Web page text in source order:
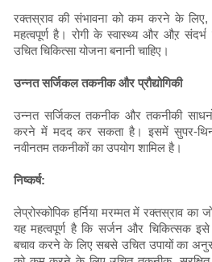
रक्तस्राव की संभावना को कम करने के लिए,
महत्वपूर्ण है। रोगी के स्वास्थ्य और औऱ
उचित चिकित्सा योजना बनानी चाहिए।
उन्नत सर्जिकल तकनीक और प्रौद्योगिकी
उन्नत सर्जिकल तकनीक और तकनीकी
करने में मदद कर सकता है। इसमें सुपर-
नवीनतम तकनीकों का उपयोग शामिल है।
निष्कर्ष:
लेप्रोस्कोपिक हर्निया मरम्मत में रक्तस्राव का
यह महत्वपूर्ण है कि सर्जन और चिकित्सक
बचाव करने के लिए सबसे उचित उपायों का